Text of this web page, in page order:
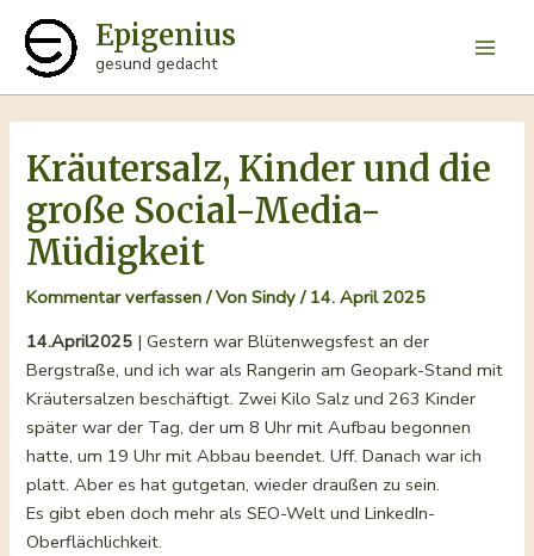
Inhalt
springen
Epigenius
gesund gedacht
Kräutersalz, Kinder und die
große Social-Media-
Müdigkeit
Kommentar verfassen / VonSindy/ 14. April 2025
14.April2025 | Gestern war Blütenwegsfest an der
Bergstraße, und ich war als Rangerin am Geopark-Stand mit
Kräutersalzen beschäftigt. Zwei Kilo Salz und 263 Kinder
später war der Tag, der um 8 Uhr mit Aufbau begonnen
hatte, um 19 Uhr mit Abbau beendet. Uff. Danach war ich
platt. Aber es hat gutgetan, wieder draußen zu sein.
Es gibt eben doch mehr als SEO-Welt und LinkedIn-
Oberflächlichkeit.